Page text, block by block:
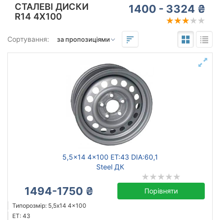
СТАЛЕВІ ДИСКИ
R14 4X100
1400 - 3324 ₴
Сортування:
5,5x14 4x100 ET:43 DIA:60,1
Steel ДК
1494-1750 ₴ Порівняти
Типорозмір: 5,5x14 4x100
ET: 43
від
до
до
ALST (KFZ)